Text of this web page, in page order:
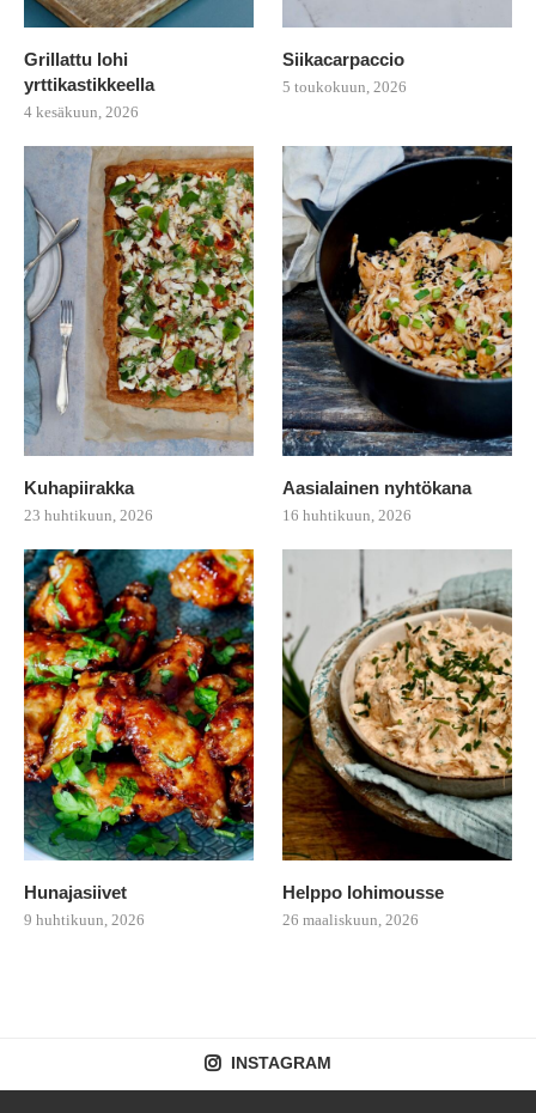
Grillattu lohi
yrttikastikkeella
4 kesäkuun, 2026
Siikacarpaccio
5 toukokuun, 2026
Kuhapiirakka
23 huhtikuun, 2026
Aasialainen nyhtökana
16 huhtikuun, 2026
Hunajasiivet
9 huhtikuun, 2026
Helppo lohimousse
26 maaliskuun, 2026
INSTAGRAM